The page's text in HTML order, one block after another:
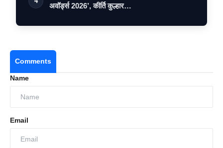
अवॉर्ड्स 2026’, कीर्ति कुल्हार…
Comments
Name
Email